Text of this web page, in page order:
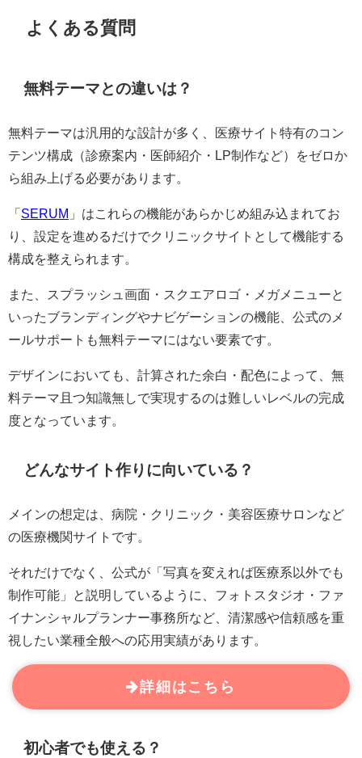
よくある質問
無料テーマとの違いは？
無料テーマは汎用的な設計が多く、医療サイト特有のコン
テンツ構成（診療案内・医師紹介・LP制作など）をゼロか
ら組み上げる必要があります。
「 SERUM 」はこれらの機能があらかじめ組み込まれてお
り、設定を進めるだけでクリニックサイトとして機能する
構成を整えられます。
また、スプラッシュ画面・スクエアロゴ・メガメニューと
いったブランディングやナビゲーションの機能、公式のメ
ールサポートも無料テーマにはない要素です。
デザインにおいても、計算された余白・配色によって、無
料テーマ且つ知識無しで実現するのは難しいレベルの完成
度となっています。
どんなサイト作りに向いている？
メインの想定は、病院・クリニック・美容医療サロンなど
の医療機関サイトです。
それだけでなく、公式が「写真を変えれば医療系以外でも
制作可能」と説明しているように、フォトスタジオ・ファ
イナンシャルプランナー事務所など、清潔感や信頼感を重
視したい業種全般への応用実績があります。
詳細はこちら
初心者でも使える？